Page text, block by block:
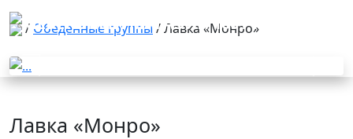
/ Обеденные группы / Лавка «Монро»
Previous Next
Лавка «Монро»